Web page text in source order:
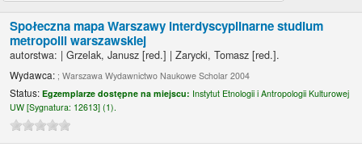
Społeczna mapa Warszawy interdyscyplinarne studium
metropolii warszawskiej
autorstwa: |Grzelak, Janusz [red.] |Zarycki, Tomasz [red.].
Wydawca: ; Warszawa Wydawnictwo Naukowe Scholar 2004
Status:Egzemplarze dostępne na miejscu: Instytut Etnologii i Antropologii Kulturowej
UW [Sygnatura: 12613] (1).